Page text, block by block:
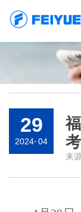
29
2024-04
来